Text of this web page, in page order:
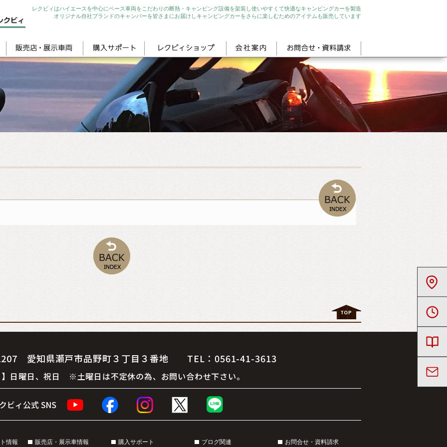
レクビィはハイエースを中心にベース車両をこだわりの断熱・キャンピング設備を架装し使いやすくて快適なキャンピングカーを製造
オリジナル自社ブランドのキャンパーを皆さまにお届けしキャンピングカーをさらに楽しむためのアイテムも販売しています
愛知県瀬戸市品野町３丁目３番地 TEL：0561-41-3613
日曜日、祝日 ※土曜日は不定休の為、お問い合わせ下さい。
情報 販売店・展示車情報 購入サポート ブログ関連 お問合せ・資料請求